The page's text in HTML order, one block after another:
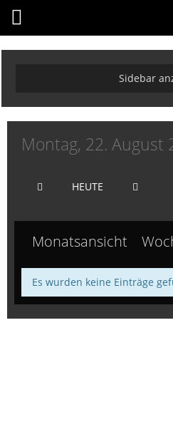
Montag, 22. August
HEUTE
Monatsansicht
Es wurden keine Einträge